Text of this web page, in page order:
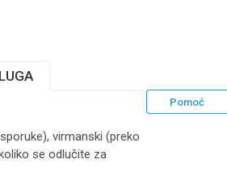
Pomoć
virmanski (preko
se odlučite za